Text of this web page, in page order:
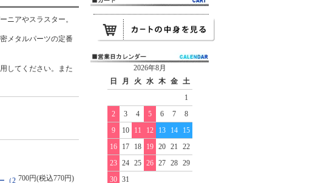
ニアやスラスター。
メタルパーツの定番
してください。また
（2 700円(税込770円)
2026年8月
日
月 火 水 木 金
土
1
2
3 4 5 6 7
8
9
10 11 12 13 14
15
16
17 18 19 20 21
22
23
24 25 26 27 28
29
30
31